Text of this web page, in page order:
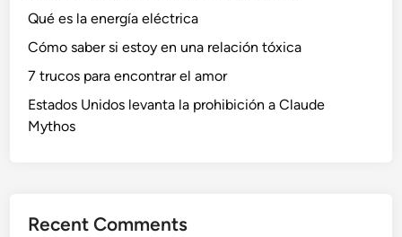
Qué es la energía eléctrica
Cómo saber si estoy en una relación tóxica
7 trucos para encontrar el amor
Estados Unidos levanta la prohibición a Claude
Mythos
Recent Comments